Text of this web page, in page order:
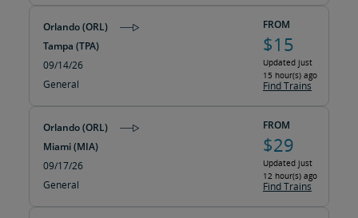
Orlando (ORL)
Tampa (TPA)
09/14/26
General
FROM
$15
Updated just
15 hour(s) ago
Find Trains
Orlando (ORL)
Miami (MIA)
09/17/26
General
FROM
$29
Updated just
12 hour(s) ago
Find Trains